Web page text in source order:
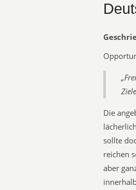
Die
sollte
reichen
aber